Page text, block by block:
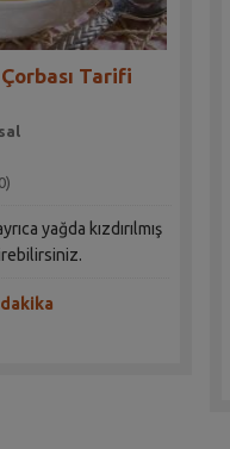
Tarifi
yağda kızdırılmış